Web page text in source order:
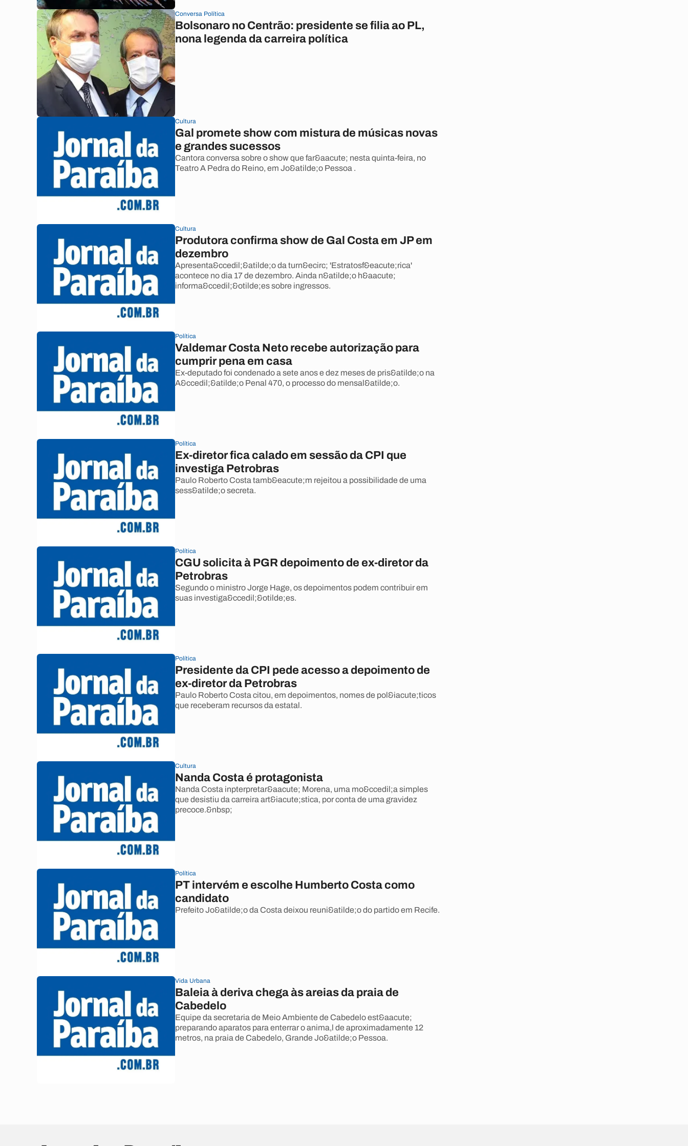
Conversa Política
Bolsonaro no Centrão: presidente se filia ao PL,
nona legenda da carreira política
Cultura
Gal promete show com mistura de músicas novas
e grandes sucessos
Cantora conversa sobre o show que far&aacute; nesta quinta-feira, no
Teatro A Pedra do Reino, em Jo&atilde;o Pessoa .
Cultura
Produtora confirma show de Gal Costa em JP em
dezembro
Apresenta&ccedil;&atilde;o da turn&ecirc; 'Estratosf&eacute;rica'
acontece no dia 17 de dezembro. Ainda n&atilde;o h&aacute;
informa&ccedil;&otilde;es sobre ingressos.
Política
Valdemar Costa Neto recebe autorização para
cumprir pena em casa
Ex-deputado foi condenado a sete anos e dez meses de pris&atilde;o na
A&ccedil;&atilde;o Penal 470, o processo do mensal&atilde;o.
Política
Ex-diretor fica calado em sessão da CPI que
investiga Petrobras
Paulo Roberto Costa tamb&eacute;m rejeitou a possibilidade de uma
sess&atilde;o secreta.
Política
CGU solicita à PGR depoimento de ex-diretor da
Petrobras
Segundo o ministro Jorge Hage, os depoimentos podem contribuir em
suas investiga&ccedil;&otilde;es.
Política
Presidente da CPI pede acesso a depoimento de
ex-diretor da Petrobras
Paulo Roberto Costa citou, em depoimentos, nomes de pol&iacute;ticos
que receberam recursos da estatal.
Cultura
Nanda Costa é protagonista
Nanda Costa inpterpretar&aacute; Morena, uma mo&ccedil;a simples
que desistiu da carreira art&iacute;stica, por conta de uma gravidez
precoce.&nbsp;
Política
PT intervém e escolhe Humberto Costa como
candidato
Prefeito Jo&atilde;o da Costa deixou reuni&atilde;o do partido em Recife.
Vida Urbana
Baleia à deriva chega às areias da praia de
Cabedelo
Equipe da secretaria de Meio Ambiente de Cabedelo est&aacute;
preparando aparatos para enterrar o anima,l de aproximadamente 12
metros, na praia de Cabedelo, Grande Jo&atilde;o Pessoa.